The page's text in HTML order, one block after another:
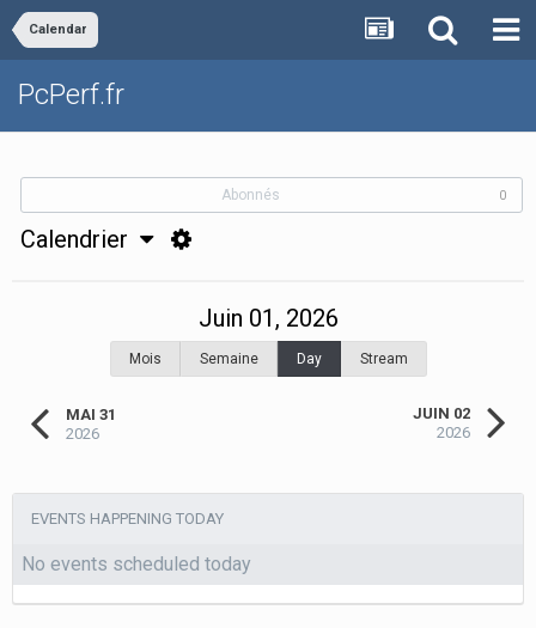
Calendar
PcPerf.fr
Abonnés 0
Calendrier
MAI 31
2026
Juin 01, 2026
Mois Semaine Day Stream
JUIN 02
2026
EVENTS HAPPENING TODAY
No events scheduled today